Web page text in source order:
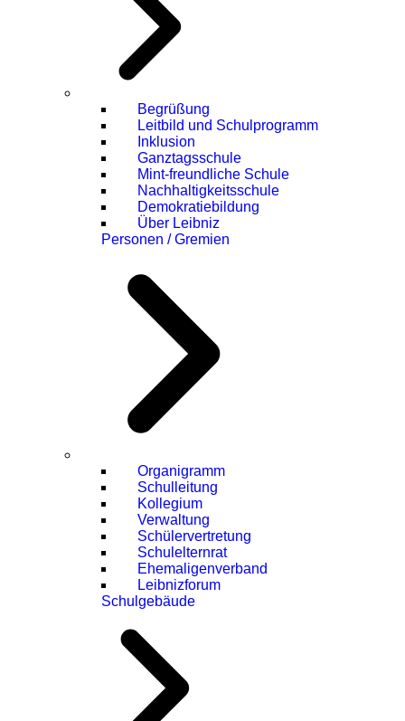
Begrüßung
Leitbild und Schulprogramm
Inklusion
Ganztagsschule
Mint-freundliche Schule
Nachhaltigkeitsschule
Demokratiebildung
Über Leibniz
Personen / Gremien
Organigramm
Schulleitung
Kollegium
Verwaltung
Schülervertretung
Schulelternrat
Ehemaligenverband
Leibnizforum
Schulgebäude